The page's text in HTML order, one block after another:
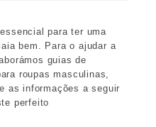
para ter uma
bem. Para o ajudar a
guias de
roupas masculinas,
as informações a seguir
perfeito